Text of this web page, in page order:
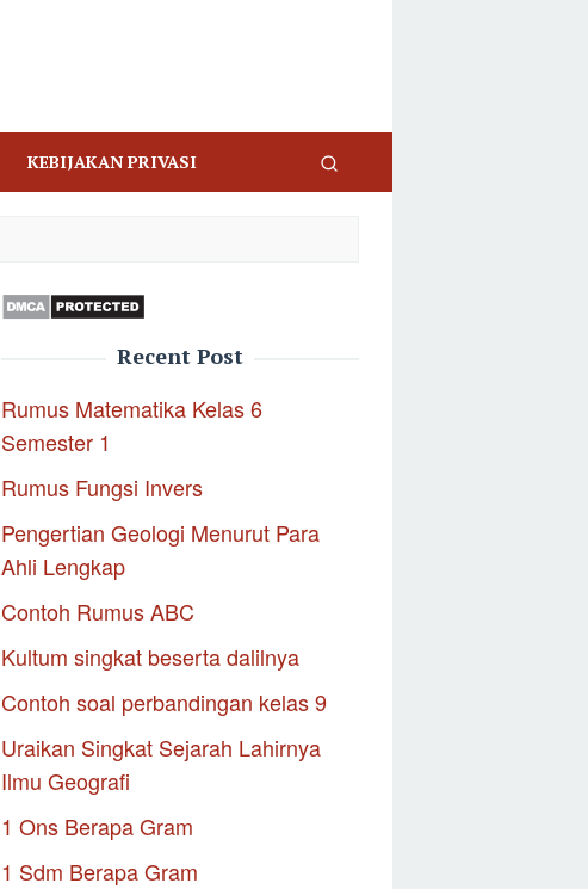
KEBIJAKAN PRIVASI
Recent Post
Rumus Matematika Kelas 6
Semester 1
Rumus Fungsi Invers
Pengertian Geologi Menurut Para
Ahli Lengkap
Contoh Rumus ABC
Kultum singkat beserta dalilnya
Contoh soal perbandingan kelas 9
Uraikan Singkat Sejarah Lahirnya
Ilmu Geografi
1 Ons Berapa Gram
1 Sdm Berapa Gram